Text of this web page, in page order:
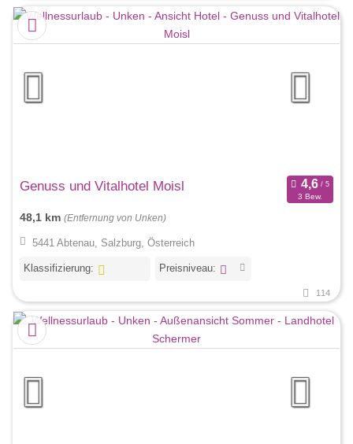
Genuss und Vitalhotel Moisl
3 Bew.
48,1 km (Entfernung von Unken)
5441 Abtenau, Salzburg, Österreich
Klassifizierung: Preisniveau:
114